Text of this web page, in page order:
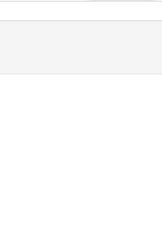
προαπαιτούν την ύπαρξη